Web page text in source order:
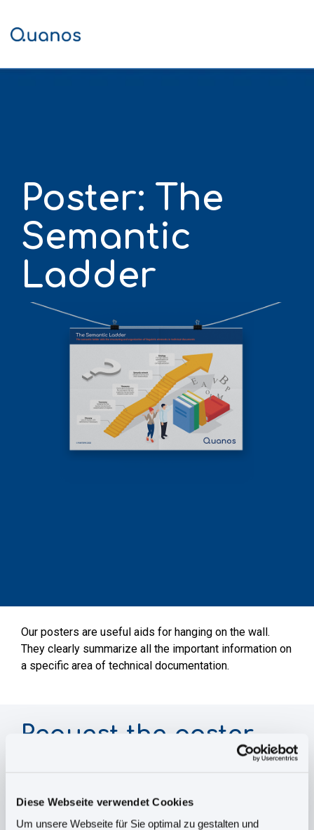
Diese Webseite verwendet Cookies
Um unsere Webseite für Sie optimal zu gestalten und
the
Poster: The
Semantic
Ladder
Our posters are useful aids for hanging on the wall.
They clearly summarize all the important information on
a specific area of technical documentation.
Request the poster
land in your mailbox.